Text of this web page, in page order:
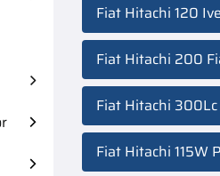
Fiat Hitachi 120
Fiat Hitachi 200
Fiat Hitachi
Fiat Hitachi 115W